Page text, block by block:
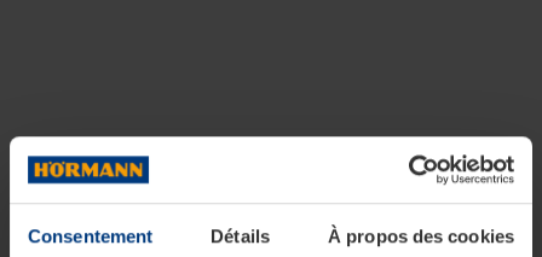
Consentement Détails À propos des cookies